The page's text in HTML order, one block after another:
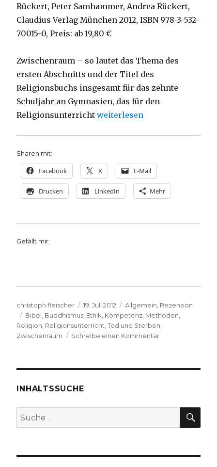
Rückert, Peter Samhammer, Andrea Rückert,
Claudius Verlag München 2012, ISBN 978-3-532-
70015-0, Preis: ab 19,80 €
Zwischenraum – so lautet das Thema des
ersten Abschnitts und der Titel des
Religionsbuchs insgesamt für das zehnte
Schuljahr an Gymnasien, das für den
Religionsunterricht„Religion im Schulbuch,
weiterlesen
Sharen mit:
Facebook X E-Mail
Drucken LinkedIn Mehr
Gefällt mir:
Autor
christoph.fleischer
Veröffentlicht
am
19. Juli 2012 Kategorien
Allgemein Rezension
Schlagwörter
Bibel Buddhismus Ethik Kompetenz Methoden
Religion Religionsunterricht ,Tod und Sterben
Zwischenraum
Schreibe einen Kommentarzu
Fleischer,
2012
INHALTSSUCHE
Suche
nach: